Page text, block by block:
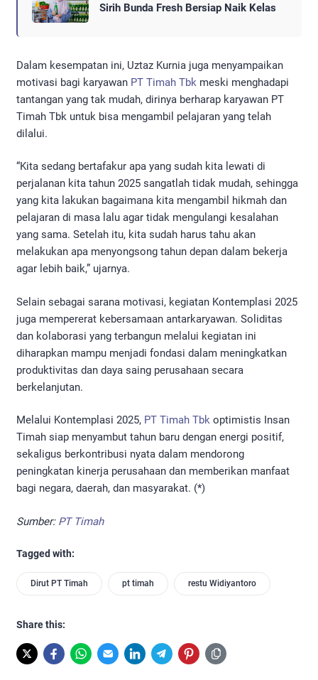
Sirih Bunda Fresh Bersiap Naik Kelas
Dalam kesempatan ini, Uztaz Kurnia juga menyampaikan
motivasi bagi karyawan PT Timah Tbk meski menghadapi
tantangan yang tak mudah, dirinya berharap karyawan PT
Timah Tbk untuk bisa mengambil pelajaran yang telah
dilalui.
“Kita sedang bertafakur apa yang sudah kita lewati di
perjalanan kita tahun 2025 sangatlah tidak mudah, sehingga
yang kita lakukan bagaimana kita mengambil hikmah dan
pelajaran di masa lalu agar tidak mengulangi kesalahan
yang sama. Setelah itu, kita sudah harus tahu akan
melakukan apa menyongsong tahun depan dalam bekerja
agar lebih baik,” ujarnya.
Selain sebagai sarana motivasi, kegiatan Kontemplasi 2025
juga mempererat kebersamaan antarkaryawan. Soliditas
dan kolaborasi yang terbangun melalui kegiatan ini
diharapkan mampu menjadi fondasi dalam meningkatkan
produktivitas dan daya saing perusahaan secara
berkelanjutan.
Melalui Kontemplasi 2025, PT Timah Tbk optimistis Insan
Timah siap menyambut tahun baru dengan energi positif,
sekaligus berkontribusi nyata dalam mendorong
peningkatan kinerja perusahaan dan memberikan manfaat
bagi negara, daerah, dan masyarakat. (*)
Sumber: PT Timah
Tagged with:
Dirut PT Timah pt timah restu Widiyantoro
Share this: